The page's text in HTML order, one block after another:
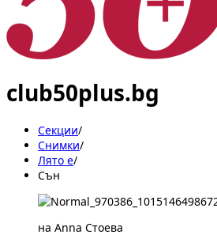
club50plus.bg
Секции/
Снимки/
Лято е/
Сън
на Anna Стоева